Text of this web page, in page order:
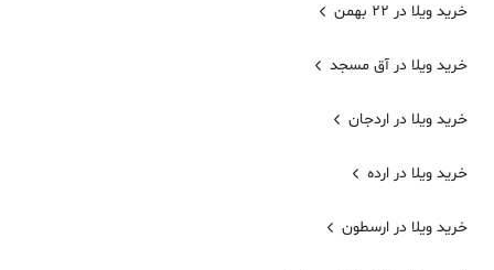
خرید ویلا در 22 بهمن
خرید ویلا در آق مسجد
خرید ویلا در اردجان
خرید ویلا در ارده
خرید ویلا در ارسطون